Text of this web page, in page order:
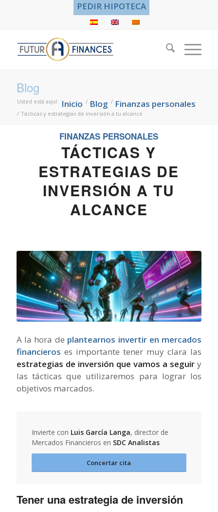
PEDIR HIPOTECA
Blog
Usted está aquí: Inicio / Blog / Finanzas personales
/ Tácticas y estrategias de inversión a tu alcance
FINANZAS PERSONALES
TÁCTICAS Y
ESTRATEGIAS DE
INVERSIÓN A TU
ALCANCE
A la hora de plantearnos invertir en mercados
financieros es importante tener muy clara las
estrategias de inversión que vamos a seguir y
las tácticas que utilizaremos para lograr los
objetivos marcados.
Invierte con Luis García Langa, director de
Mercados Financieros en SDC Analistas
Concertar cita
Tener una estrategia de inversión